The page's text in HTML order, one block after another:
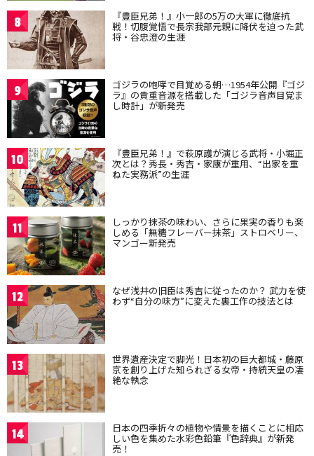
8 『豊臣兄弟！』小一郎の5万の大軍に徹底抗
戦！切腹覚悟で長宗我部元親に降伏を迫った武
将・谷忠澄の生涯
9 ゴジラの咆哮で目覚める朝…1954年公開『ゴジ
ラ』の貴重音源を搭載した「ゴジラ音声目覚ま
し時計」が新発売
10 『豊臣兄弟！』で萩原護が演じる武将・小堀正
次とは？秀長・秀吉・家康が重用、“出家を重
ねた実務派”の生涯
11 しっかり抹茶の味わい、さらに果実の香りも楽
しめる「無糖フレーバー抹茶」ストロベリー、
マンゴー新発売
12 なぜ浅井の旧臣は秀吉に従ったのか？ 武力を使
わず“自分の味方”に変えた裏工作の技法とは
13 世界遺産決定で脚光！日本初の巨大都城・藤原
京を創り上げた知られざる女帝・持統天皇の凄
絶な執念
14 日本の四季折々の植物や情景を描くことに相応
しい色を集めた水彩色鉛筆『色辞典』が新発
売！